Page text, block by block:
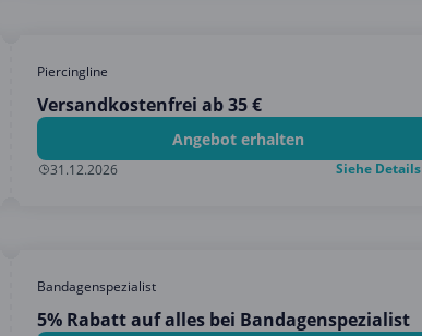
Piercingline
Versandkostenfrei ab 35 €
Angebot erhalten
31.12.2026 Siehe Details
Bandagenspezialist
5% Rabatt auf alles bei Bandagenspezialist